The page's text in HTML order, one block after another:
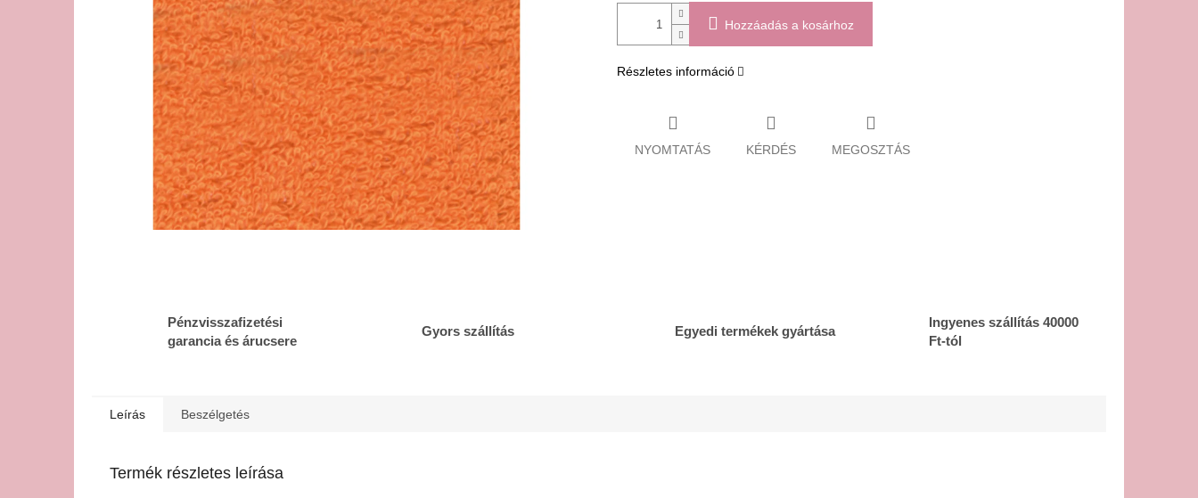
Hozzáadás a kosárhoz
Részletes információ
NYOMTATÁS KÉRDÉS MEGOSZTÁS
Pénzvisszafizetési
garancia és árucsere
Gyors szállítás Egyedi termékek gyártása
Ingyenes szállítás 40000
Ft-tól
Leírás Beszélgetés
Termék részletes leírása